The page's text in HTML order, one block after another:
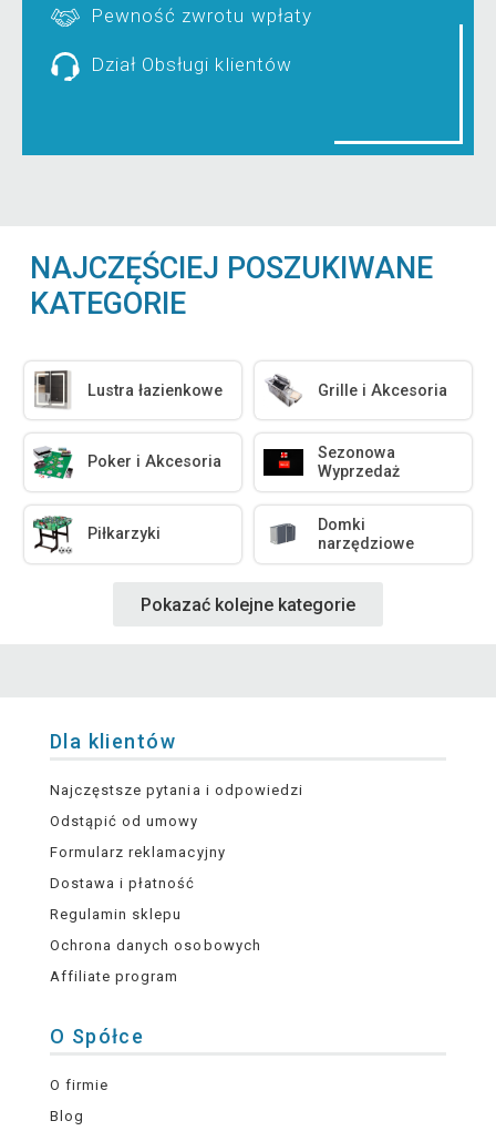
Pewność zwrotu wpłaty
Dział Obsługi klientów
NAJCZĘŚCIEJ POSZUKIWANE
KATEGORIE
Lustra łazienkowe Grille i Akcesoria
Poker i Akcesoria
Sezonowa
Wyprzedaż
Piłkarzyki
Domki
narzędziowe
Pokazać kolejne kategorie
Dla klientów
Najczęstsze pytania i odpowiedzi
Odstąpić od umowy
Formularz reklamacyjny
Dostawa i płatność
Regulamin sklepu
Ochrona danych osobowych
Affiliate program
O Spółce
O firmie
Blog